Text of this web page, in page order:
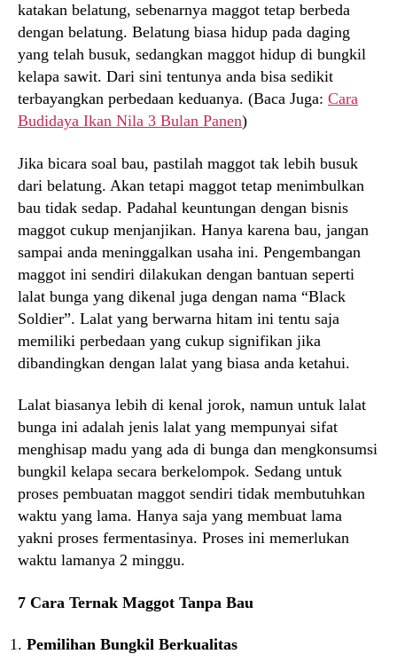
katakan belatung, sebenarnya maggot tetap berbeda
dengan belatung. Belatung biasa hidup pada daging
yang telah busuk, sedangkan maggot hidup di bungkil
kelapa sawit. Dari sini tentunya anda bisa sedikit
terbayangkan perbedaan keduanya. (Baca Juga: Cara
Budidaya Ikan Nila 3 Bulan Panen)
Jika bicara soal bau, pastilah maggot tak lebih busuk
dari belatung. Akan tetapi maggot tetap menimbulkan
bau tidak sedap. Padahal keuntungan dengan bisnis
maggot cukup menjanjikan. Hanya karena bau, jangan
sampai anda meninggalkan usaha ini. Pengembangan
maggot ini sendiri dilakukan dengan bantuan seperti
lalat bunga yang dikenal juga dengan nama “Black
Soldier”. Lalat yang berwarna hitam ini tentu saja
memiliki perbedaan yang cukup signifikan jika
dibandingkan dengan lalat yang biasa anda ketahui.
Lalat biasanya lebih di kenal jorok, namun untuk lalat
bunga ini adalah jenis lalat yang mempunyai sifat
menghisap madu yang ada di bunga dan mengkonsumsi
bungkil kelapa secara berkelompok. Sedang untuk
proses pembuatan maggot sendiri tidak membutuhkan
waktu yang lama. Hanya saja yang membuat lama
yakni proses fermentasinya. Proses ini memerlukan
waktu lamanya 2 minggu.
7 Cara Ternak Maggot Tanpa Bau
Pemilihan Bungkil Berkualitas